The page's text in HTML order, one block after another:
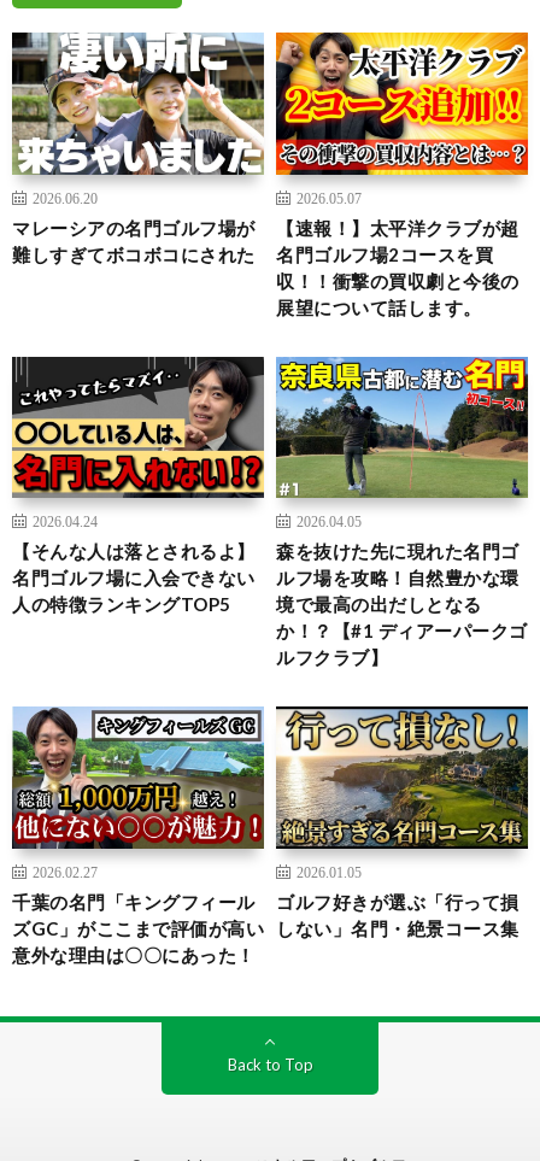
2026.06.20
マレーシアの名門ゴルフ場が
難しすぎてボコボコにされた
2026.05.07
【速報！】太平洋クラブが超
名門ゴルフ場2コースを買
収！！衝撃の買収劇と今後の
展望について話します。
2026.04.24
【そんな人は落とされるよ】
名門ゴルフ場に入会できない
人の特徴ランキングTOP5
2026.04.05
森を抜けた先に現れた名門ゴ
ルフ場を攻略！自然豊かな環
境で最高の出だしとなる
か！？【#1 ディアーパークゴ
ルフクラブ】
2026.02.27
千葉の名門「キングフィール
ズGC」がここまで評価が高い
意外な理由は〇〇にあった！
2026.01.05
ゴルフ好きが選ぶ「行って損
しない」名門・絶景コース集
Back to Top